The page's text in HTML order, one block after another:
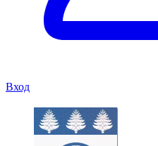
Вход